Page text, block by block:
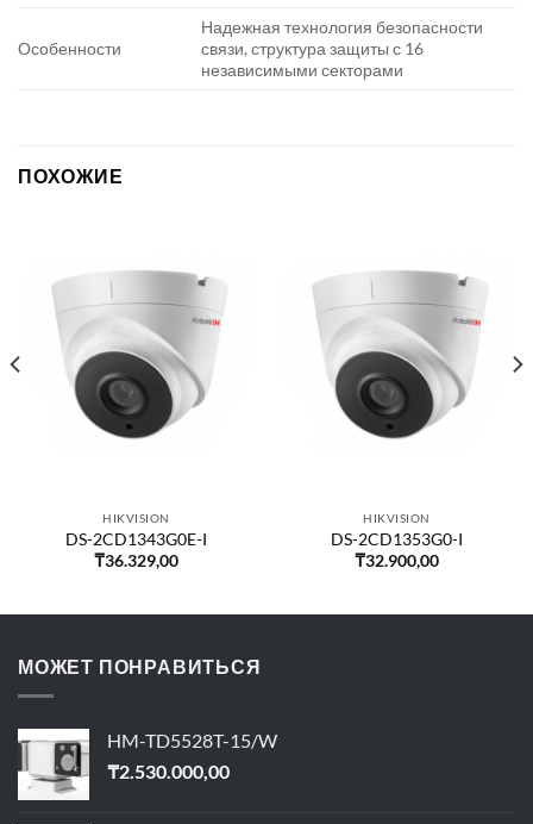
Особенности
Надежная технология безопасности
связи, структура защиты с 16
независимыми секторами
ПОХОЖИЕ
HIKVISION
DS-2CD1343G0E-I
₸36.329,00
HIKVISION
DS-2CD1353G0-I
₸32.900,00
МОЖЕТ ПОНРАВИТЬСЯ
HM-TD5528T-15/W
₸2.530.000,00